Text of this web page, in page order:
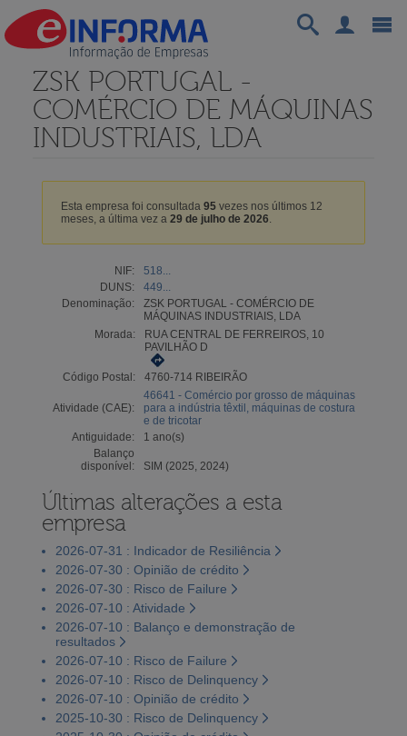
ZSK PORTUGAL -
COMÉRCIO DE MÁQUINAS
INDUSTRIAIS, LDA
Esta empresa foi consultada 95vezes nos últimos 12
meses, a última vez a 29 de julho de 2026.
NIF:
518...
DUNS:
449...
Denominação:
ZSK PORTUGAL - COMÉRCIO DE
MÁQUINAS INDUSTRIAIS, LDA
Morada:
RUA CENTRAL DE FERREIROS, 10
PAVILHÃO D
Código Postal: 4760-714 RIBEIRÃO
Atividade (CAE):
46641 - Comércio por grosso de máquinas
para a indústria têxtil, máquinas de costura
e de tricotar
Antiguidade:
1 ano(s)
Balanço
disponível:
SIM (2025, 2024)
Últimas alterações a esta
empresa
2026-07-31 : Indicador de Resiliência
2026-07-30 : Opinião de crédito
2026-07-30 : Risco de Failure
2026-07-10 : Atividade
2026-07-10 : Balanço e demonstração de
resultados
2026-07-10 : Risco de Failure
2026-07-10 : Risco de Delinquency
2026-07-10 : Opinião de crédito
2025-10-30 : Risco de Delinquency